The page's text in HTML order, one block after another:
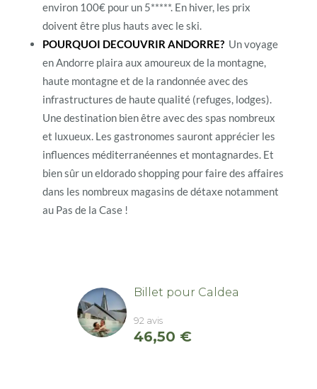
environ 100€ pour un 5*****. En hiver, les prix
doivent être plus hauts avec le ski.
POURQUOI DECOUVRIR ANDORRE? Un voyage
en Andorre plaira aux amoureux de la montagne,
haute montagne et de la randonnée avec des
infrastructures de haute qualité (refuges, lodges).
Une destination bien être avec des spas nombreux
et luxueux. Les gastronomes sauront apprécier les
influences méditerranéennes et montagnardes. Et
bien sûr un eldorado shopping pour faire des affaires
dans les nombreux magasins de détaxe notamment
au Pas de la Case !